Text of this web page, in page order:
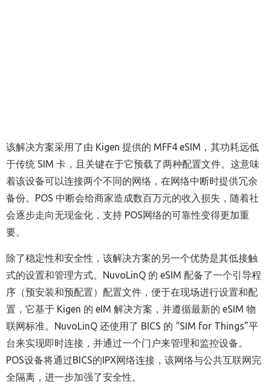
该解决方案采用了由 Kigen 提供的 MFF4 eSIM ，其功耗远低
于传统 SIM 卡，且关键在于它预载了两种配置文件。这意味
着该设备可以连接两个不同的网络，在网络中断时提供冗余
备份。 POS 中断会给商家造成数百万元的收入损失，随着社
会逐步走向无现金化，支持 POS网络的可靠性变得更加重
要。
除了稳定性和安全性，该解决方案的另一个优势是其低接触
式的设置和管理方式。
NuvoLinQ 的 eSIM 配备了一个引导程
序（预安装和预配置）配置文件，便于在现场进行设置和配
置，它基于 Kigen 的 eIM 解决方案，并遵循最新的 eSIM 物
联网标准。
NuvoLinQ 还使用了 BICS 的 “SIM for Things”平
台来实现即时连接，并通过一个门户来管理和监控设备。
POS设备将通过BICS的 IPX网络连接，该网络与公共互联网完
全隔离，进一步加强了安全性。